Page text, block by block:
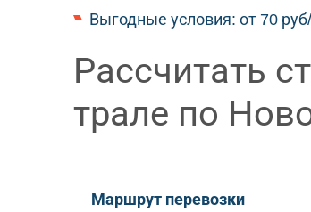
Выгодные условия: от 70
Рассчитать
трале по
Маршрут перевозки